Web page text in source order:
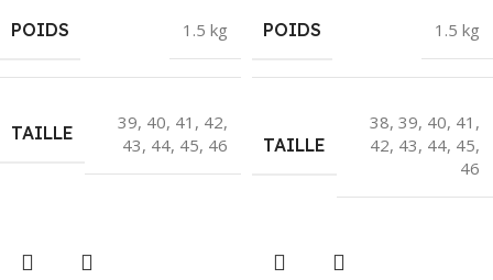
POIDS 1.5 kg
TAILLE
39, 40, 41 , 42,
43, 44, 45, 46
POIDS 1.5 kg
TAILLE
38, 39, 40, 41 ,
42, 43, 44, 45,
46